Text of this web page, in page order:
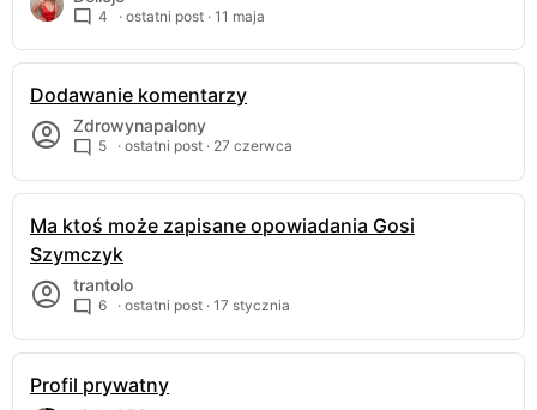
4 · ostatni post · 11 maja
Dodawanie komentarzy
Zdrowynapalony
5 · ostatni post · 27 czerwca
Ma ktoś może zapisane opowiadania Gosi
Szymczyk
trantolo
6 · ostatni post · 17 stycznia
Profil prywatny